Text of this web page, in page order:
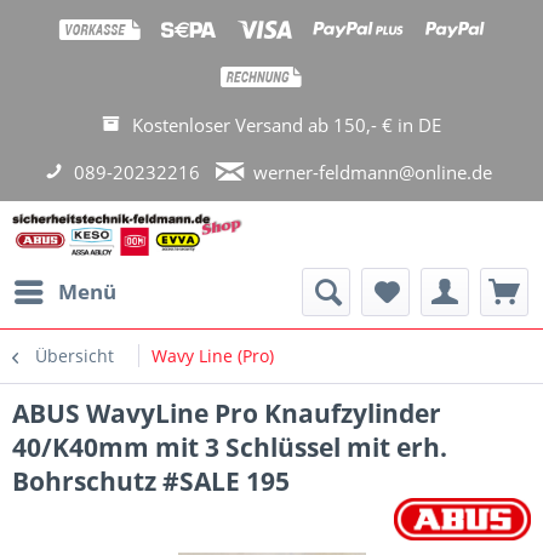
Kostenloser Versand ab 150,- € in DE
089-20232216
werner-feldmann@online.de
Menü
Übersicht Wavy Line (Pro)
ABUS WavyLine Pro Knaufzylinder
40/K40mm mit 3 Schlüssel mit erh.
Bohrschutz #SALE 195